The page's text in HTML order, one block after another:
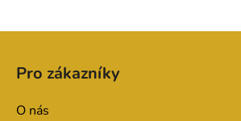
Pro zákazníky
O nás